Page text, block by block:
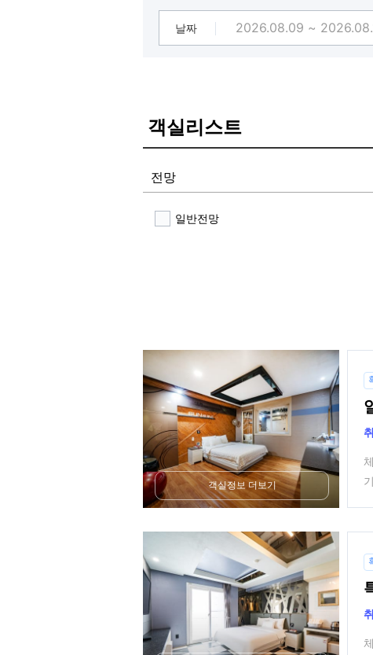
날짜
객실리스트
전망
일반전망
객실정보 더보기